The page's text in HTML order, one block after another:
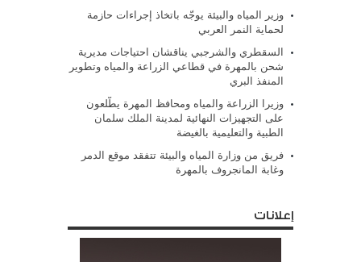
وزير المياه والبيئة يوجّه باتخاذ إجراءات حازمة
لحماية النمر العربي
السقطري والشرجبي يناقشان احتياجات مديرية
شحن بالمهرة في قطاعي الزراعة والمياه وتطوير
المنفذ البري
وزيرا الزراعة والمياه ومحافظ المهرة يطّلعون
على التجهيزات النهائية لمدينة الملك سلمان
الطبية والتعليمية بالغيضة
فريق من وزارة المياه والبيئة تتفقد موقع الدمر
وغابة المانجروف بالمهرة
إعلانات